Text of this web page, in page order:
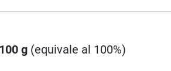
g (equivale al 100%)